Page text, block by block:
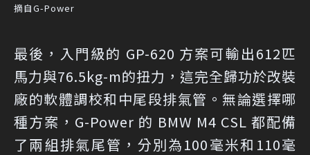
摘自G-Power
最後，入門級的 GP-620 方案可輸出612匹
馬力與76.5kg-m的扭力，這完全歸功於改裝
廠的軟體調校和中尾段排氣管。無論選擇哪
種方案，G-Power 的 BMW M4 CSL 都配備
了兩組排氣尾管，分別為100毫米和110毫